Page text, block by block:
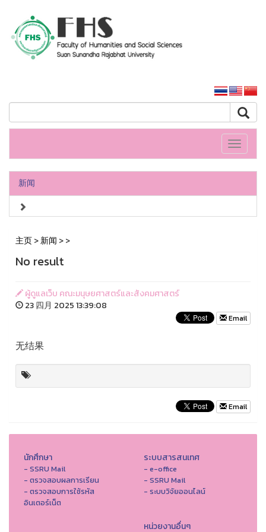
Toggle
新闻
主页>新闻 >>
No result
ผู้ดูแลเว็บ คณะมนุษยศาสตร์และสังคมศาสตร์
23 四月 2025 13:39:08
Email
无结果
Email
นักศึกษา
- SSRU Mail
- ตรวจสอบผลการเรียน
- ตรวจสอบการใช้รหัส
อินเตอร์เน็ต
ระบบสารสนเทศ
- e-office
- SSRU Mail
- ระบบวิจัยออนไลน์
หน่วยงานอื่นๆ